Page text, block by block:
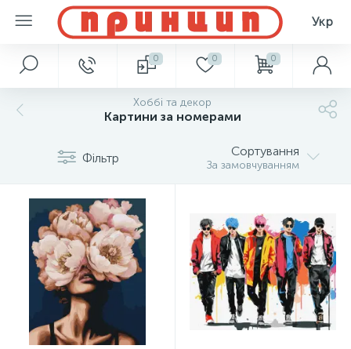
Укр
0 0 0
Хоббі та декор
Картини за номерами
Фільтр Сортування
За замовчуванням